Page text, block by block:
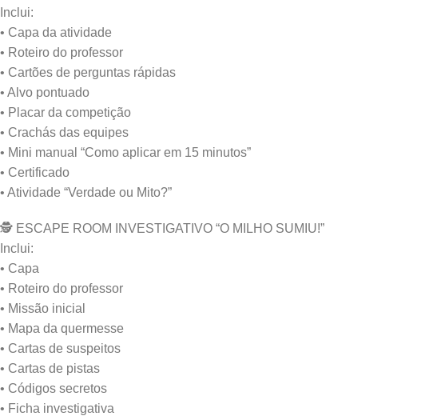
Inclui:
• Capa da atividade
• Roteiro do professor
• Cartões de perguntas rápidas
• Alvo pontuado
• Placar da competição
• Crachás das equipes
• Mini manual “Como aplicar em 15 minutos”
• Certificado
• Atividade “Verdade ou Mito?”
🕵️ ESCAPE ROOM INVESTIGATIVO “O MILHO SUMIU!”
Inclui:
• Capa
• Roteiro do professor
• Missão inicial
• Mapa da quermesse
• Cartas de suspeitos
• Cartas de pistas
• Códigos secretos
• Ficha investigativa